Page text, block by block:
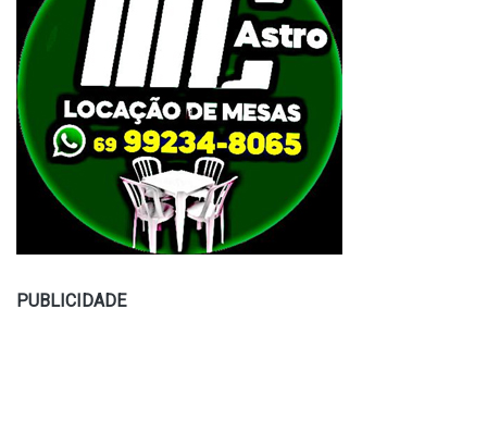
PUBLICIDADE